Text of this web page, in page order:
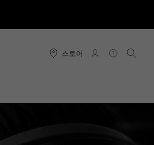
스토어
연결 도움말검색